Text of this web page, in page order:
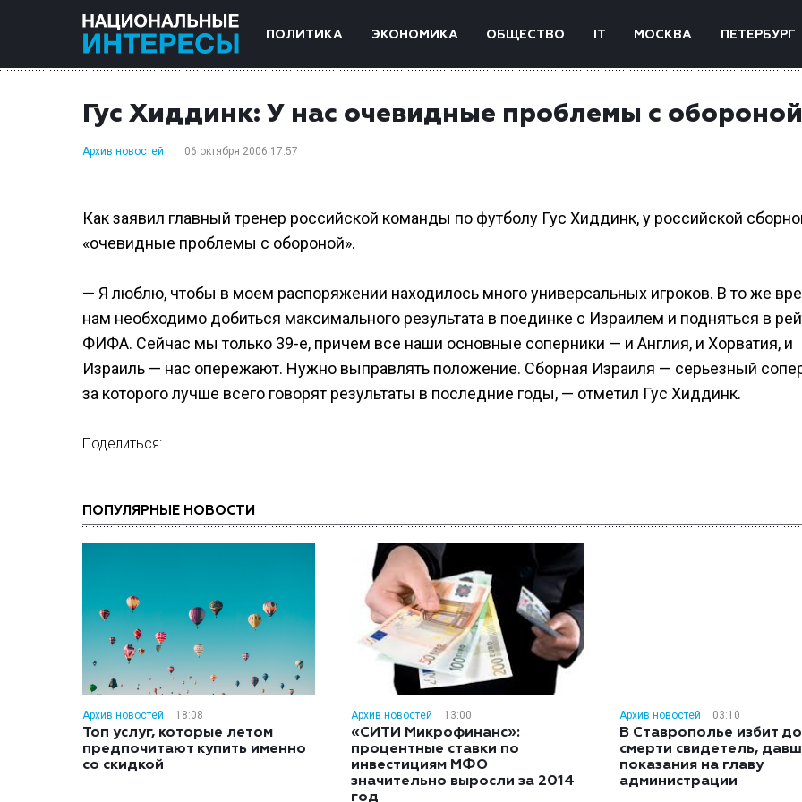
ПОЛИТИКА ЭКОНОМИКА ОБЩЕСТВО IT МОСКВА ПЕТЕРБУРГ
Гус Хиддинк: У нас очевидные проблемы с обороной
Архив новостей 06 октября 2006 17:57
Как заявил главный тренер российской команды по футболу Гус Хиддинк, у российской
«очевидные проблемы с обороной».
— Я люблю, чтобы в моем распоряжении находилось много универсальных игроков. В то же
нам необходимо добиться максимального результата в поединке с Израилем и подняться в
ФИФА. Сейчас мы только 39-е, причем все наши основные соперники — и Англия, и Хорватия, и
Израиль — нас опережают. Нужно выправлять положение. Сборная Израиля — серьезный
за которого лучше всего говорят результаты в последние годы, — отметил Гус Хиддинк.
Поделиться:
ПОПУЛЯРНЫЕ НОВОСТИ
Архив новостей 18:08
Топ услуг, которые летом
предпочитают купить именно
со скидкой
Архив новостей 13:00
«СИТИ Микрофинанс»:
процентные ставки по
инвестициям МФО
значительно выросли за 2014
год
Архив новостей 03:10
В Ставрополье избит до
смерти свидетель,
показания на главу
администрации